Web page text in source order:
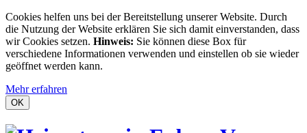
Cookies helfen uns bei der Bereitstellung unserer Website. Durch
die Nutzung der Website erklären Sie sich damit einverstanden, dass
wir Cookies setzen. Hinweis: Sie können diese Box für
verschiedene Informationen verwenden und einstellen ob sie wieder
geöffnet werden kann.
Mehr erfahren
OK